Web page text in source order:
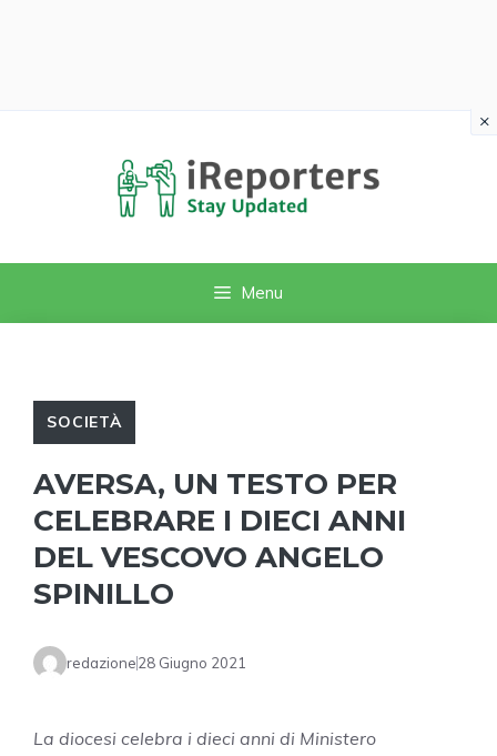
Menu
SOCIETÀ
AVERSA, UN TESTO PER
CELEBRARE I DIECI ANNI
DEL VESCOVO ANGELO
SPINILLO
redazione28 Giugno 2021
La diocesi celebra i dieci anni di Ministero
×